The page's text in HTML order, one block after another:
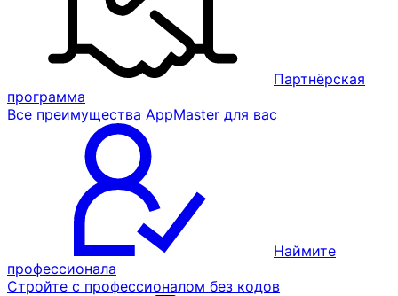
Партнёрская
программа
Все преимущества AppMaster для вас
Наймите
профессионала
Стройте с профессионалом без кодов